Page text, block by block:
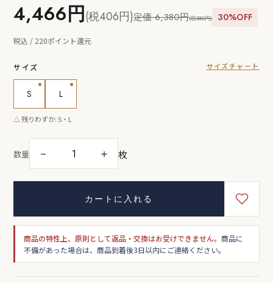
4,466円(税406円)定価 6,380円(税580円) 30%OFF
税込 / 220ポイント還元
サイズ サイズチャート
S L
△残りわずか: S・L
数量 － ＋ 枚
カートに入れる
商品の特性上、原則として返品・交換はお受けできません。商品に
不備があった場合は、商品到着後3日以内にご連絡ください。